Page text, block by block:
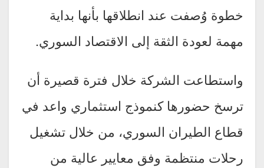
خطوة وُصفت عند انطلاقها بأنها بداية
مهمة لعودة الثقة إلى الاقتصاد السوري.
واستطاعت الشركة خلال فترة قصيرة أن
ترسخ حضورها كنموذج استثماري واعد في
قطاع الطيران السوري، من خلال تشغيل
رحلات منتظمة وفق معايير عالية من